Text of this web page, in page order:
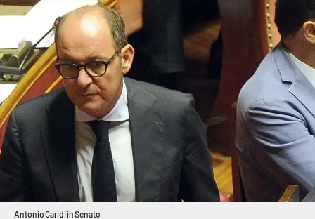
Attualità
Economia e lavoro
Italia Mondo
Sanità
Sport
Cultura
Antonio Caridi in Senato